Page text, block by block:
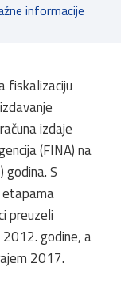
informacije
fiskalizaciju
izdaje
(FINA) na
godina. S
etapama
preuzeli
godine, a
2017.